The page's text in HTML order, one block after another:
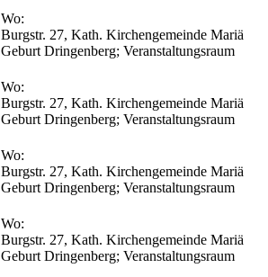
Wo:
Burgstr. 27, Kath. Kirchengemeinde Mariä
Geburt Dringenberg; Veranstaltungsraum
Wo:
Burgstr. 27, Kath. Kirchengemeinde Mariä
Geburt Dringenberg; Veranstaltungsraum
Wo:
Burgstr. 27, Kath. Kirchengemeinde Mariä
Geburt Dringenberg; Veranstaltungsraum
Wo:
Burgstr. 27, Kath. Kirchengemeinde Mariä
Geburt Dringenberg; Veranstaltungsraum